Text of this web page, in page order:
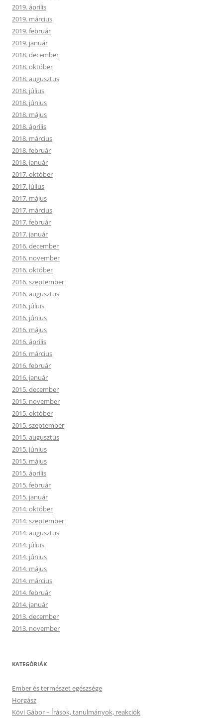
2019. április
2019. március
2019. február
2019. január
2018. december
2018. október
2018. augusztus
2018. július
2018. június
2018. május
2018. április
2018. március
2018. február
2018. január
2017. október
2017. július
2017. május
2017. március
2017. február
2017. január
2016. december
2016. november
2016. október
2016. szeptember
2016. augusztus
2016. július
2016. június
2016. május
2016. április
2016. március
2016. február
2016. január
2015. december
2015. november
2015. október
2015. szeptember
2015. augusztus
2015. június
2015. május
2015. április
2015. február
2015. január
2014. október
2014. szeptember
2014. augusztus
2014. július
2014. június
2014. május
2014. március
2014. február
2014. január
2013. december
2013. november
KATEGÓRIÁK
Ember és természet egészsége
Horgász
Kövi Gábor – Írások, tanulmányok, reakciók